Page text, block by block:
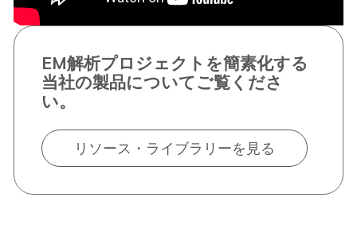
EM解析プロジェクトを簡素化する
当社の製品についてご覧くださ
い。
リソース・ライブラリーを見る